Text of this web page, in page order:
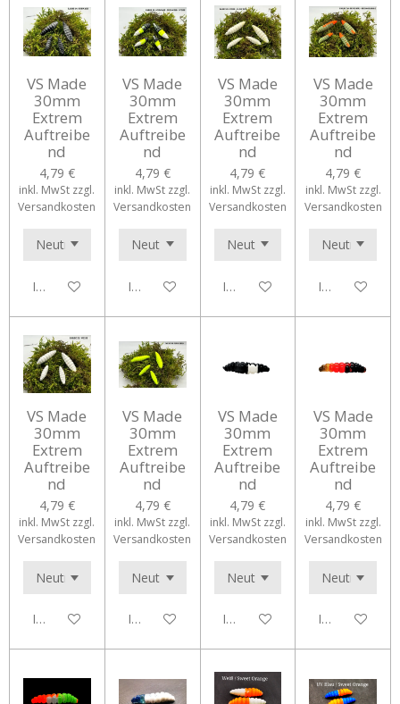
VS Made
30mm
Extrem
Auftreibe
nd
4,79 €
inkl. MwSt zzgl.
Versandkosten
In den Warenkorb
VS Made
30mm
Extrem
Auftreibe
nd
4,79 €
inkl. MwSt zzgl.
Versandkosten
In den Warenkorb
VS Made
30mm
Extrem
Auftreibe
nd
4,79 €
inkl. MwSt zzgl.
Versandkosten
In den Warenkorb
VS Made
30mm
Extrem
Auftreibe
nd
4,79 €
inkl. MwSt zzgl.
Versandkosten
In den
VS Made
30mm
Extrem
Auftreibe
nd
4,79 €
inkl. MwSt zzgl.
Versandkosten
In den Warenkorb
VS Made
30mm
Extrem
Auftreibe
nd
4,79 €
inkl. MwSt zzgl.
Versandkosten
In den Warenkorb
VS Made
30mm
Extrem
Auftreibe
nd
4,79 €
inkl. MwSt zzgl.
Versandkosten
In den Warenkorb
VS Made
30mm
Extrem
Auftreibe
nd
4,79 €
inkl. MwSt zzgl.
Versandkosten
In den